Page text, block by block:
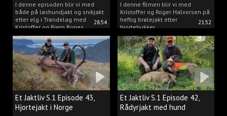
28:54
I denne episoden blir vi med
både på løshundjakt og snikjakt
etter elg i Trøndelag med
Kristoffer og Bjørn Bones
21:52
I denne filmen blir vi med
Kristoffer og Roger Halvorsen på
heftig brølejakt etter
hjortebukker.
Et Jaktliv S.1 Episode 43,
Hjortejakt i Norge
Et Jaktliv S.1 Episode 42,
Rådyrjakt med hund